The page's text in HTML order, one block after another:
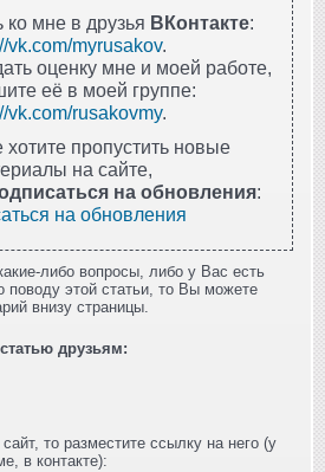
мне в друзья ВКонтакте:
vk.com/myrusakov.
оценку мне и моей работе,
её в моей группе:
vk.com/rusakovmy.
пропустить новые
на сайте,
на обновления:
на обновления
либо вопросы, либо у Вас есть
поводу этой статьи, то Вы можете
внизу страницы.
друзьям:
то разместите ссылку на него (у
в контакте):